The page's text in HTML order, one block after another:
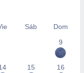
Sáb
Dom
9
15 16